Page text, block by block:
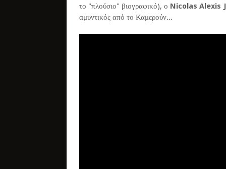
το "πλούσιο" βιογραφικό), ο Nicolas Alexis
αμυντικός από το Καμερούν...